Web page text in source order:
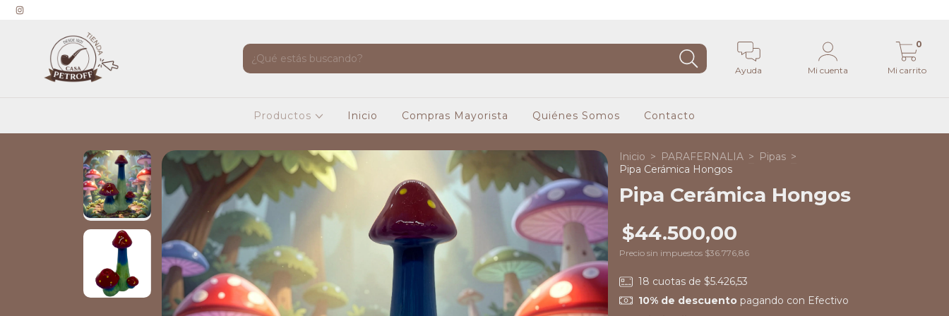
Ayuda Mi cuenta Mi carrito
0
Productos Inicio Compras Mayorista Quiénes Somos Contacto
Inicio > PARAFERNALIA > Pipas >
Pipa Cerámica Hongos
Pipa Cerámica Hongos
$44.500,00
Precio sin impuestos $36.776,86
18 cuotas de $5.426,53
10% de descuentopagando con Efectivo